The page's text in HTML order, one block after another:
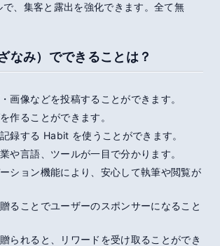
、集客と露出を強化できます。全て無
ざなみ）でできることは？
画像などを投稿することができます。
を作ることができます。
録する Habit を使うことができます。
や言語、ツールが一目で分かります。
ション機能により、安心して執筆や閲覧が
ることでユーザーのスポンサーになること
られると、 リワード を受け取ることができ